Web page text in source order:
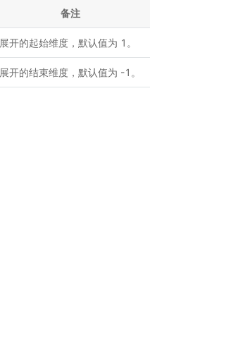
备注
展开的起始维度，默认值为 1。
展开的结束维度，默认值为 -1。